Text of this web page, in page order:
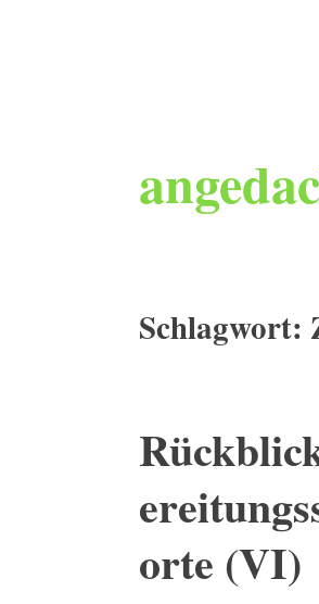
springen
Schlagwort:
orte (VI)